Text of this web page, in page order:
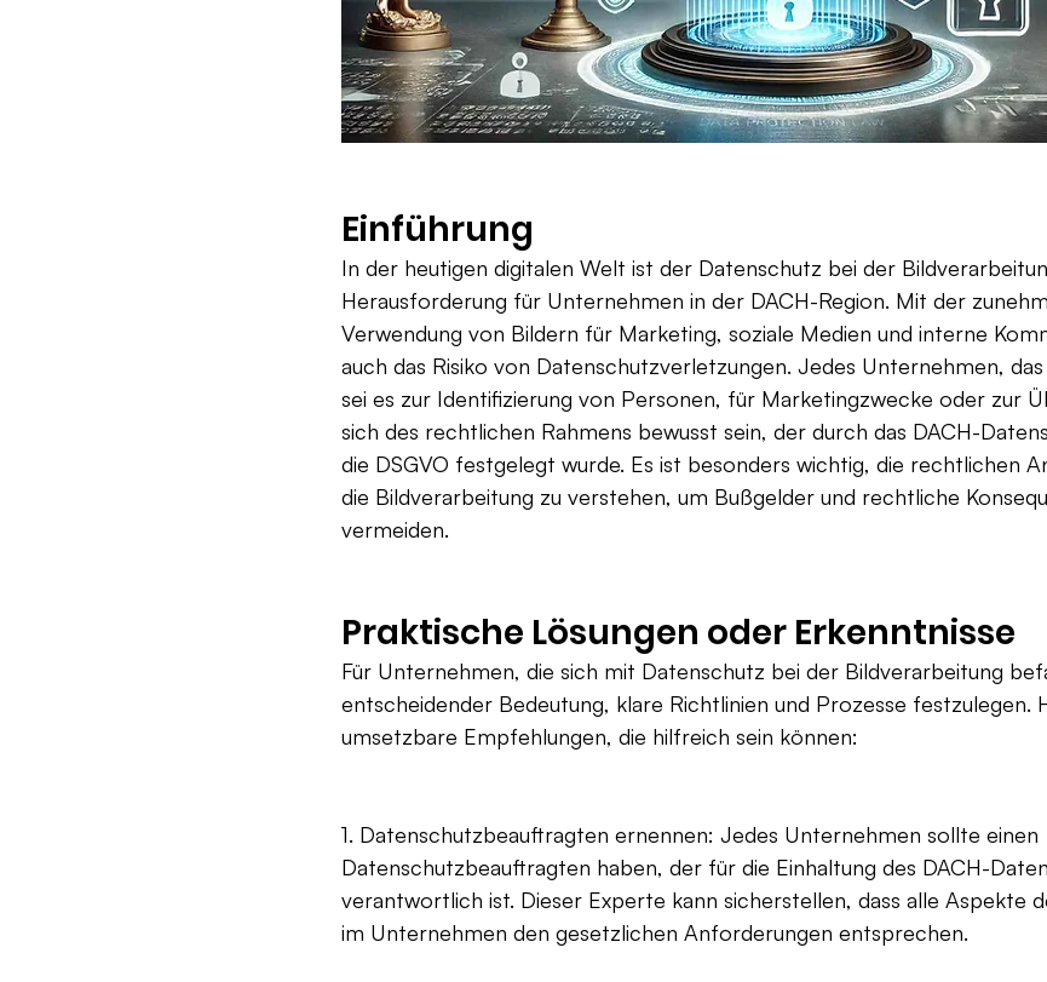
Einführung
In der heutigen digitalen Welt ist der Datenschutz bei der
Herausforderung für Unternehmen in der DACH-Region. Mit der
Verwendung von Bildern für Marketing, soziale Medien und interne
auch das Risiko von Datenschutzverletzungen. Jedes Unternehmen,
sei es zur Identifizierung von Personen, für Marketingzwecke oder zur
sich des rechtlichen Rahmens bewusst sein, der durch das DACH-
die DSGVO festgelegt wurde. Es ist besonders wichtig, die rechtlichen
die Bildverarbeitung zu verstehen, um Bußgelder und rechtliche
vermeiden.
Praktische Lösungen oder Erkenntnisse
Für Unternehmen, die sich mit Datenschutz bei der Bildverarbeitung
entscheidender Bedeutung, klare Richtlinien und Prozesse festzulegen.
umsetzbare Empfehlungen, die hilfreich sein können:
1. Datenschutzbeauftragten ernennen: Jedes Unternehmen sollte einen
Datenschutzbeauftragten haben, der für die Einhaltung des DACH-
verantwortlich ist. Dieser Experte kann sicherstellen, dass alle Aspekte
im Unternehmen den gesetzlichen Anforderungen entsprechen.